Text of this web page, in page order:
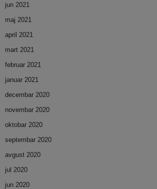
jun 2021
maj 2021
april 2021
mart 2021
februar 2021
januar 2021
decembar 2020
novembar 2020
oktobar 2020
septembar 2020
avgust 2020
jul 2020
jun 2020